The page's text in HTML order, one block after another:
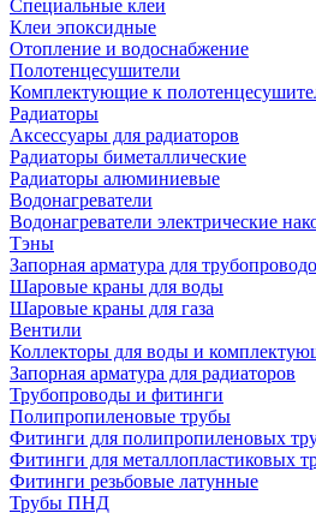
Специальные клеи
Клеи эпоксидные
Отопление и водоснабжение
Полотенцесушители
Комплектующие к
Радиаторы
Аксессуары для радиаторов
Радиаторы биметаллические
Радиаторы алюминиевые
Водонагреватели
Водонагреватели электрические
Тэны
Запорная арматура для
Шаровые краны для воды
Шаровые краны для газа
Вентили
Коллекторы для воды и
Запорная арматура для радиаторов
Трубопроводы и фитинги
Полипропиленовые трубы
Фитинги для полипропиленовых
Фитинги для металлопластиковых
Фитинги резьбовые латунные
Трубы ПНД